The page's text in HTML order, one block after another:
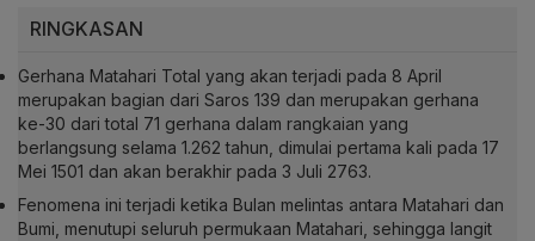
RINGKASAN
Gerhana Matahari Total yang akan terjadi pada 8 April
merupakan bagian dari Saros 139 dan merupakan gerhana
ke-30 dari total 71 gerhana dalam rangkaian yang
berlangsung selama 1.262 tahun, dimulai pertama kali pada 17
Mei 1501 dan akan berakhir pada 3 Juli 2763.
Fenomena ini terjadi ketika Bulan melintas antara Matahari dan
Bumi, menutupi seluruh permukaan Matahari, sehingga langit